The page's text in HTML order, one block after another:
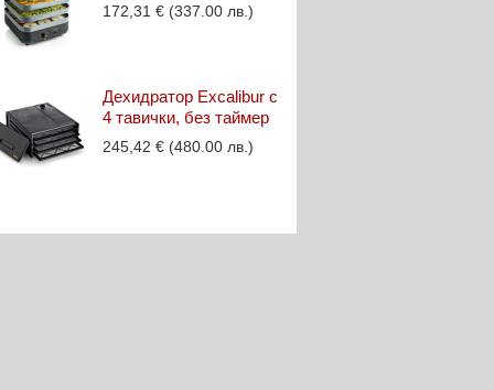
172,31 € (337.00 лв.)
Дехидратор Excalibur с
4 тавички, без таймер
245,42 € (480.00 лв.)